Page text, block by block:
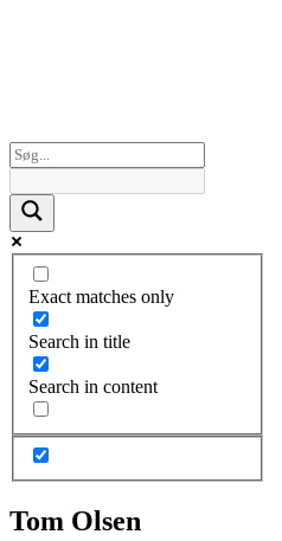
Exact matches only
Search in title
Search in content
Tom Olsen